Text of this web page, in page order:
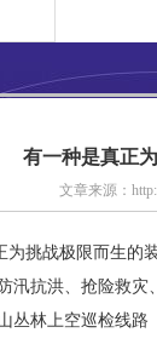
有一种是真正
文章来源：
为挑战极限而生的
抗洪、抢险救灾
林上空巡检线路